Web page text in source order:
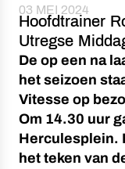
03 MEI 2024
Hoofdtrainer
Utregse
De op een na
het seizoen
Vitesse op
Om 14.30 uur
Herculesplein.
het teken van